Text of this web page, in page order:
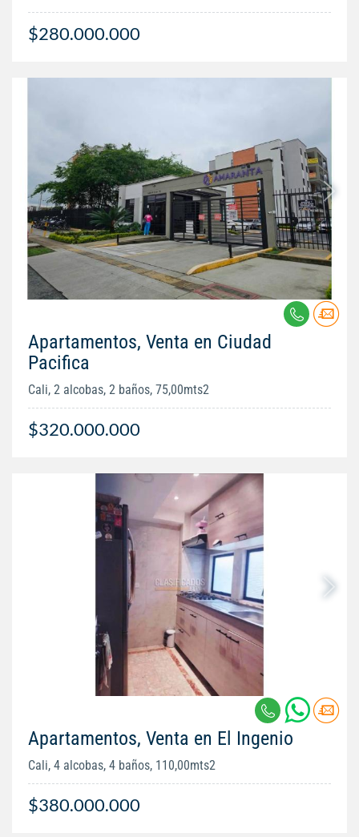
$280.000.000
Apartamentos, Venta en Ciudad
Pacifica
Cali, 2 alcobas, 2 baños, 75,00mts2
$320.000.000
Apartamentos, Venta en El Ingenio
Cali, 4 alcobas, 4 baños, 110,00mts2
$380.000.000